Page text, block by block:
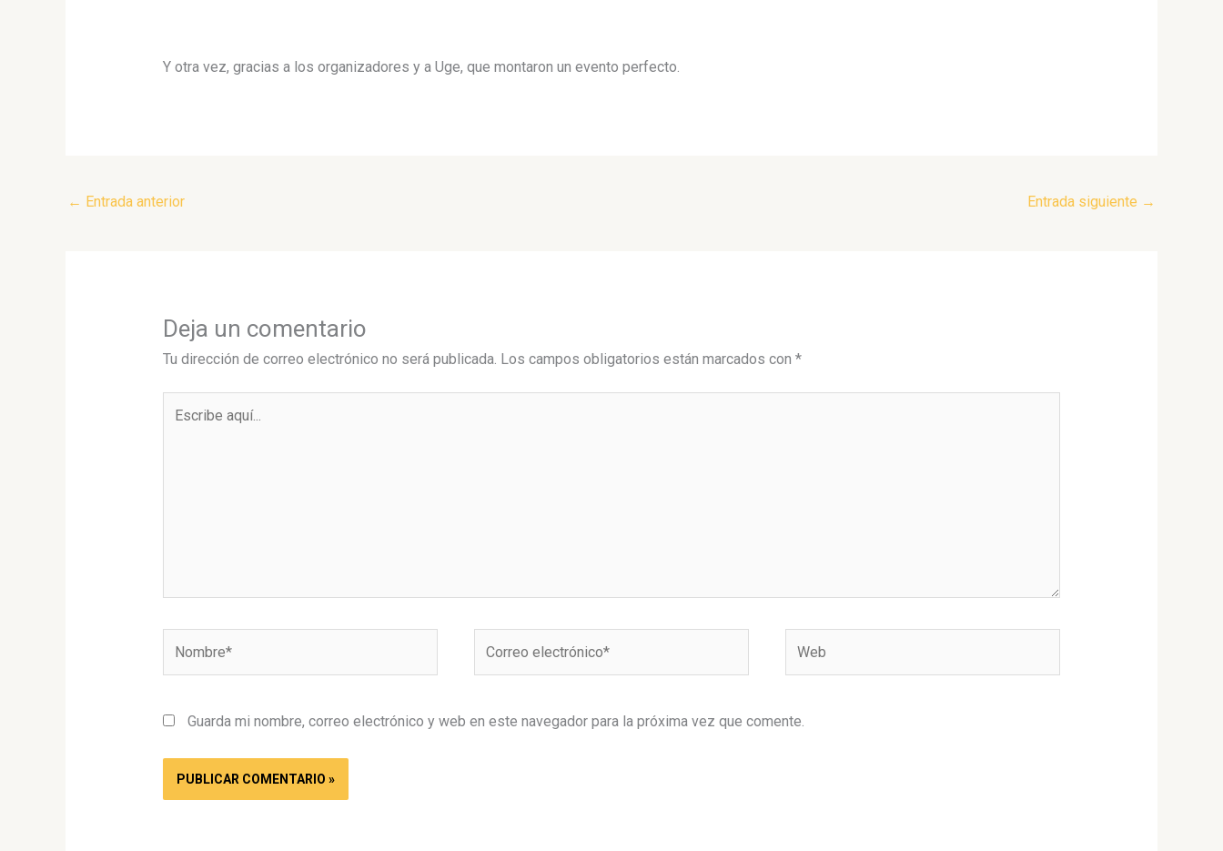
Y otra vez, gracias a los organizadores y a Uge, que montaron un evento perfecto.
← Entrada anterior Entrada siguiente →
Deja un comentario
Tu dirección de correo electrónico no será publicada. Los campos obligatorios están marcados con *
aquí...
electrónico*
Guarda mi nombre, correo electrónico y web en este navegador para la próxima vez que comente.